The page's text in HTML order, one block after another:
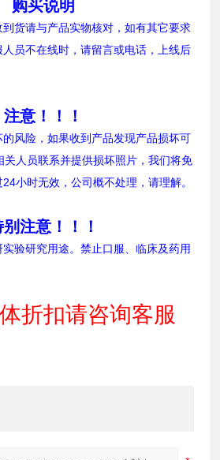
购买说明
货请与产品实物核对，如有其它要求
员不在线时，请留言或电话，上线后
注意！！！
风险，如果收到产品发现产品损坏可
关人员联系并提供损坏照片，我们将免
小时无效，公司概不处理，请理解。
注意！！！
验研究用途。禁止口服、临床及药用
折扣请咨询客服